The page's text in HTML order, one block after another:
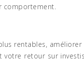
comportement.
rentables,
votre retour sur